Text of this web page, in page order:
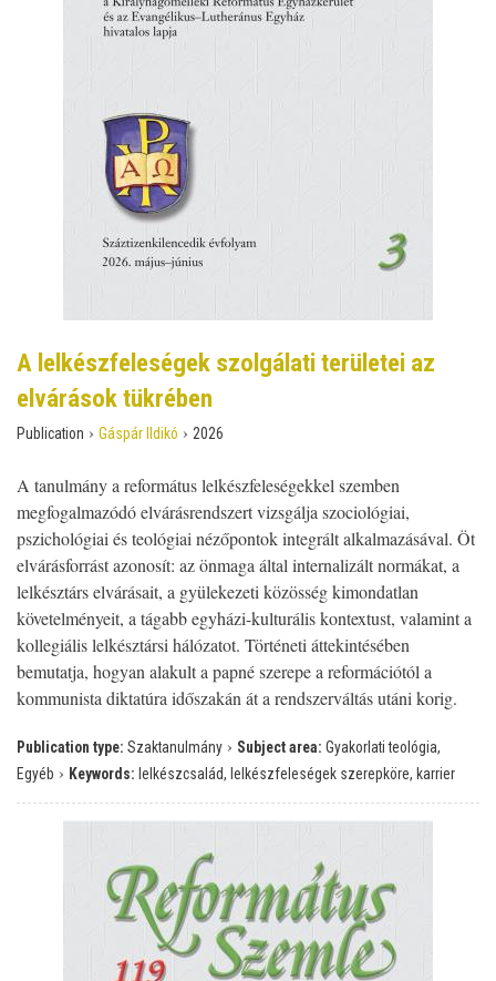
A lelkészfeleségek szolgálati területei az
elvárások tükrében
Publication › Gáspár Ildikó › 2026
A tanulmány a református lelkészfeleségekkel szemben
megfogalmazódó elvárásrendszert vizsgálja szociológiai,
pszichológiai és teológiai nézőpontok integrált alkalmazásával. Öt
elvárásforrást azonosít: az önmaga által internalizált normákat, a
lelkésztárs elvárásait, a gyülekezeti közösség kimondatlan
követelményeit, a tágabb egyházi-kulturális kontextust, valamint a
kollegiális lelkésztársi hálózatot. Történeti áttekintésében
bemutatja, hogyan alakult a papné szerepe a reformációtól a
kommunista diktatúra időszakán át a rendszerváltás utáni korig.
Publication type: Szaktanulmány › Subject area: Gyakorlati teológia,
Egyéb › Keywords: lelkészcsalád, lelkészfeleségek szerepköre, karrier